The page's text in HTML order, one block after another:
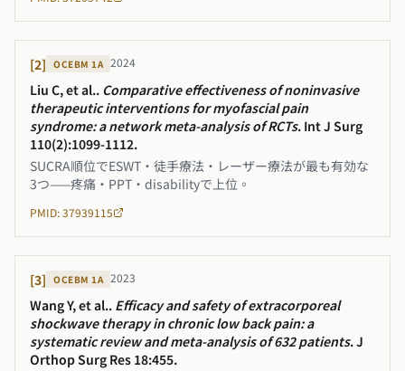
[2] OCEBM 1A 2024
Liu C, et al.. Comparative effectiveness of noninvasive
therapeutic interventions for myofascial pain
syndrome: a network meta-analysis of RCTs. Int J Surg
110(2):1099-1112.
SUCRA順位でESWT・徒手療法・レーザー療法が最も有効な
3つ——疼痛・PPT・disabilityで上位。
PMID: 37939115
[3] OCEBM 1A 2023
Wang Y, et al.. Efficacy and safety of extracorporeal
shockwave therapy in chronic low back pain: a
systematic review and meta-analysis of 632 patients.J
Orthop Surg Res 18:455.